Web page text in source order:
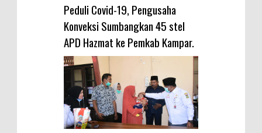
Peduli Covid-19, Pengusaha
Konveksi Sumbangkan 45 stel
APD Hazmat ke Pemkab Kampar.